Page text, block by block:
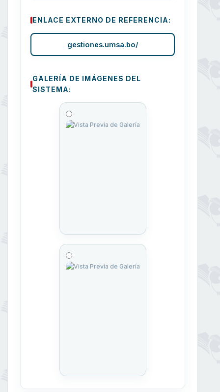
ENLACE EXTERNO DE REFERENCIA:
gestiones.umsa.bo/
GALERÍA DE IMÁGENES DEL
SISTEMA: